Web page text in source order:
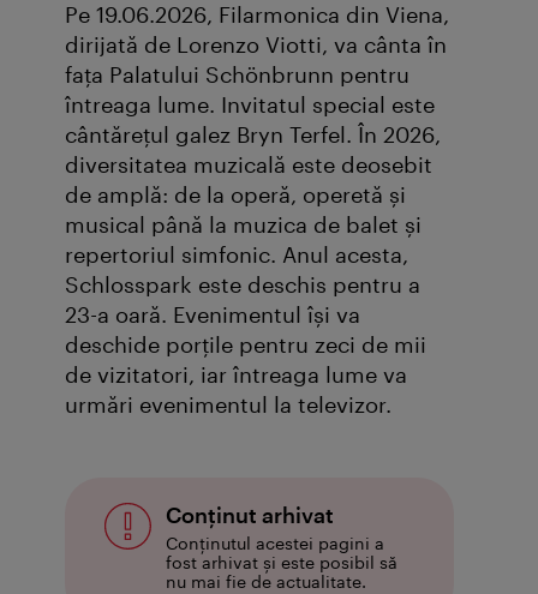
Pe 19.06.2026, Filarmonica din Viena,
dirijată de Lorenzo Viotti, va cânta în
fața Palatului Schönbrunn pentru
întreaga lume. Invitatul special este
cântărețul galez Bryn Terfel. În 2026,
diversitatea muzicală este deosebit
de amplă: de la operă, operetă și
musical până la muzica de balet și
repertoriul simfonic. Anul acesta,
Schlosspark este deschis pentru a
23-a oară. Evenimentul își va
deschide porțile pentru zeci de mii
de vizitatori, iar întreaga lume va
urmări evenimentul la televizor.
Conţinut arhivat
Conținutul acestei pagini a
fost arhivat și este posibil să
nu mai fie de actualitate.